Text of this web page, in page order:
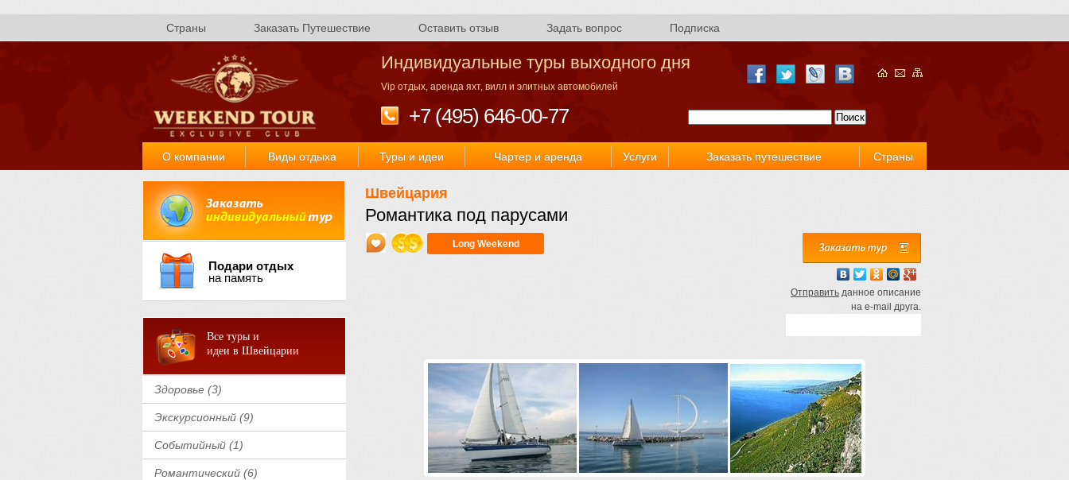
Страны Заказать Путешествие Оставить отзыв Задать вопрос Подписка
Индивидуальные туры выходного дня
Vip отдых, аренда яхт, вилл и элитных автомобилей
+7 (495) 646-00-77
О компании Виды отдыха Туры и идеи Чартер и аренда Услуги Заказать путешествие Страны
Подари отдых
на память
Все туры и
идеи в Швейцарии
Здоровье (3)
Экскурсионный (9)
Событийный (1)
Романтический (6)
Швейцария
Романтика под парусами
Long Weekend
Отправить данное описание
на e-mail друга.